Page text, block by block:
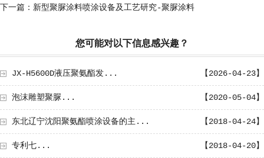
下一篇：新型聚脲涂料喷涂设备及工艺研究-聚脲涂料
您可能对以下信息感兴趣？
【2026-04-23】
JX-H5600D液压聚氨酯发...
【2020-05-04】
泡沫雕塑聚脲...
【2018-04-24】
东北辽宁沈阳聚氨酯喷涂设备的主...
【2018-04-20】
专利七...